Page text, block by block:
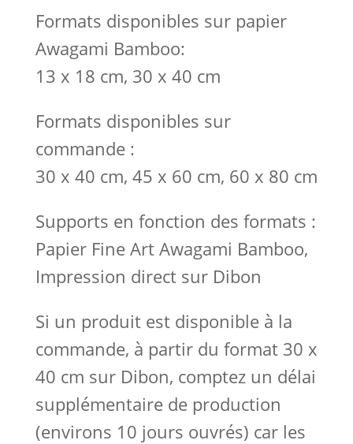
Formats disponibles sur papier
Awagami Bamboo:
13 x 18 cm, 30 x 40 cm
Formats disponibles sur
commande :
30 x 40 cm, 45 x 60 cm, 60 x 80 cm
Supports en fonction des formats :
Papier Fine Art Awagami Bamboo,
Impression direct sur Dibon
Si un produit est disponible à la
commande, à partir du format 30 x
40 cm sur Dibon, comptez un délai
supplémentaire de production
(environs 10 jours ouvrés) car les